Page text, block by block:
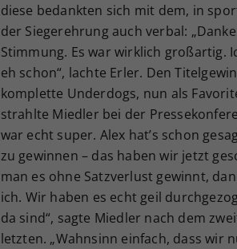
diese bedankten sich mit dem, in
der Siegerehrung auch verbal:
Stimmung. Es war wirklich großartig.
eh schon“, lachte Erler. Den
komplette Underdogs, nun als
strahlte Miedler bei der
war echt super. Alex hat’s schon
zu gewinnen – das haben wir jetzt
man es ohne Satzverlust gewinnt,
ich. Wir haben es echt geil
da sind“, sagte Miedler nach dem
letzten. „Wahnsinn einfach, dass wir